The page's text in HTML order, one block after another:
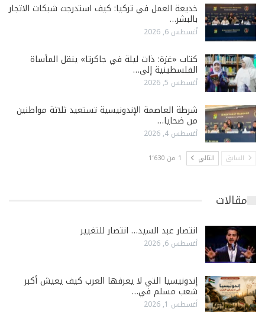
خديعة العمل في تركيا: كيف استدرجت شبكات الاتجار
بالبشر…
أغسطس 6, 2026
كتاب «غزة: ذات ليلة في جاكرتا» ينقل المأساة
الفلسطينية إلى…
أغسطس 5, 2026
شرطة العاصمة الإندونيسية تستعيد ثلاثة مواطنين
من ضحايا…
أغسطس 4, 2026
السابق التالي 1 من 1٬630
مقالات
انتصار عبد السيد… انتصار للتغيير
أغسطس 6, 2026
إندونيسيا التي لا يعرفها العرب كيف يعيش أكبر
شعب مسلم في…
أغسطس 1, 2026